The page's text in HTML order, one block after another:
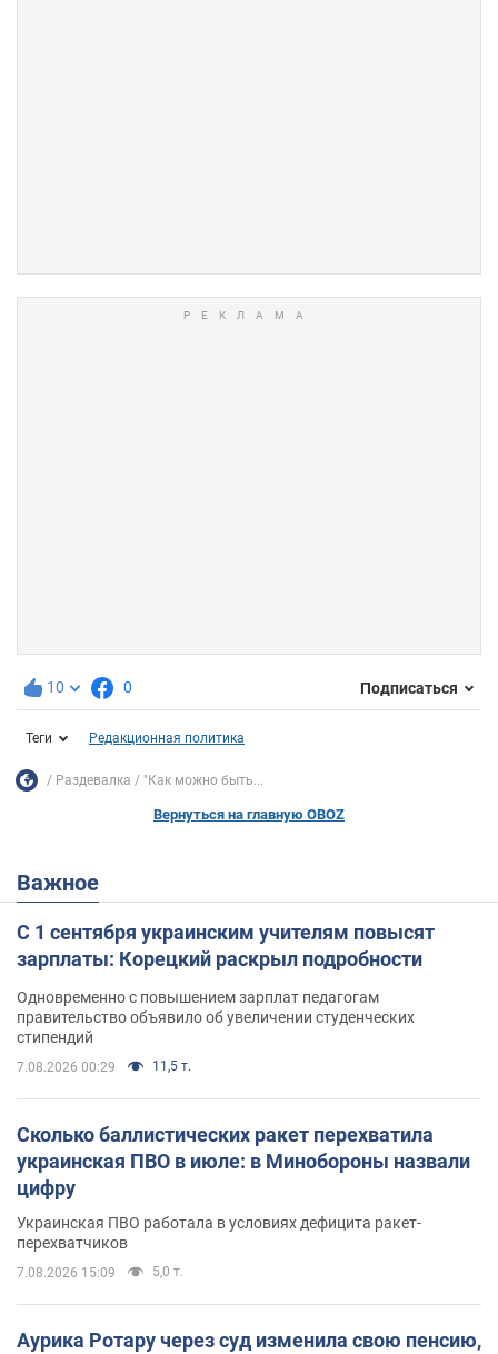
10 0 Подписаться
Теги Редакционная политика
Раздевалка "Как можно быть...
Вернуться на главную OBOZ
Важное
С 1 сентября украинским учителям повысят
зарплаты: Корецкий раскрыл подробности
Одновременно с повышением зарплат педагогам
правительство объявило об увеличении студенческих
стипендий
7.08.2026 00:29 11,5 т.
Сколько баллистических ракет перехватила
украинская ПВО в июле: в Минобороны назвали
цифру
Украинская ПВО работала в условиях дефицита ракет-
перехватчиков
7.08.2026 15:09 5,0 т.
Аурика Ротару через суд изменила свою пенсию,